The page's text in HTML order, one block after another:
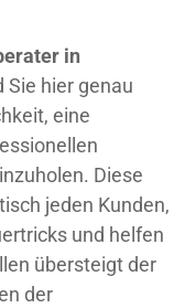
in
Sie hier genau
eine
Diese
jeden Kunden,
und helfen
übersteigt der
der